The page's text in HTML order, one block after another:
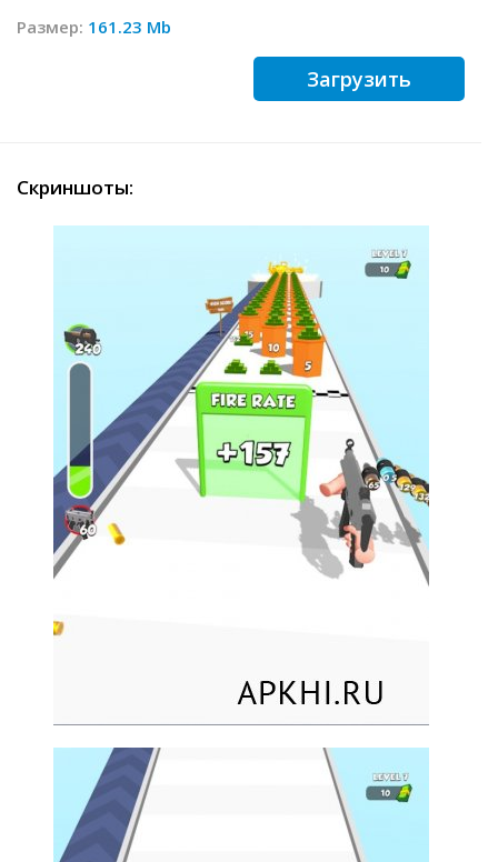
Размер: 161.23 Mb
Загрузить
Скриншоты: